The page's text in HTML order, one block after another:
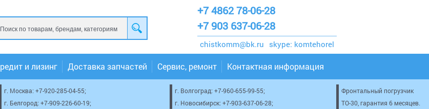
+7 4862 78-06-28
+7 903 637-06-28
chistkomm@bk.ru skype: komtehorel
и лизинг Доставка запчастей Сервис, ремонт Контактная информация
г. Москва: +7-920-285-04-55; г. Волгоград: +7-960-655-99-55;
г. Белгород: +7-909-226-60-19; г. Новосибирск: +7-903-637-06-28;
Фронтальный погрузчик
ТО-30, гарантия 6 месяцев.